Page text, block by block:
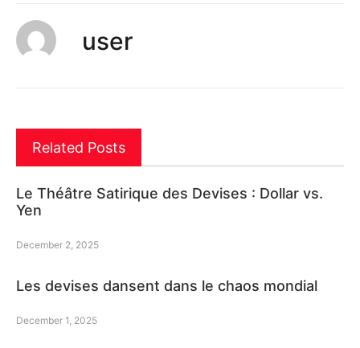
user
Related Posts
Le Théâtre Satirique des Devises : Dollar vs.
Yen
December 2, 2025
Les devises dansent dans le chaos mondial
December 1, 2025